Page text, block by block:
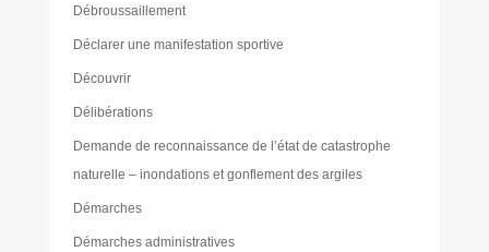
Débroussaillement
Déclarer une manifestation sportive
Découvrir
Délibérations
Demande de reconnaissance de l’état de catastrophe
naturelle – inondations et gonflement des argiles
Démarches
Démarches administratives